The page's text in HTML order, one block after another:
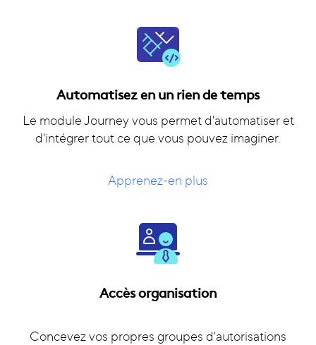
Automatisez en un rien de temps
Le module Journey vous permet d'automatiser et
d'intégrer tout ce que vous pouvez imaginer.
Apprenez-en plus
Accès organisation
Concevez vos propres groupes d'autorisations